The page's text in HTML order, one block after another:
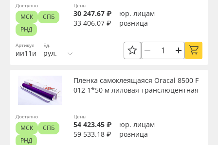
Артикул
ии11и
Ед.
рул.
Цены
30 247.67 ₽
юр. лицам
33 406.07 ₽
розница
Доступно
МСК
СПБ
РНД
Пленка самоклеящаяся Oracal 8500 F
012 1*50 м лиловая транслюцентная
Цены
54 423.45 ₽
юр. лицам
59 533.18 ₽
розница
Доступно
МСК
СПБ
РНД